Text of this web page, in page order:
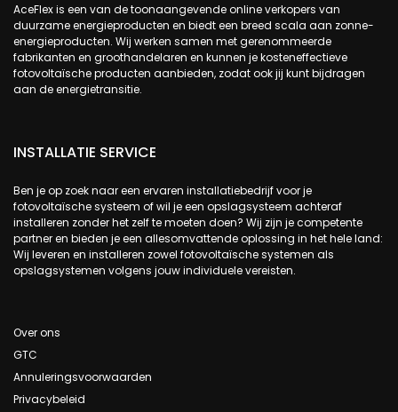
AceFlex is een van de toonaangevende online verkopers van
duurzame energieproducten en biedt een breed scala aan zonne-
energieproducten. Wij werken samen met gerenommeerde
fabrikanten en groothandelaren en kunnen je kosteneffectieve
fotovoltaïsche producten aanbieden, zodat ook jij kunt bijdragen
aan de energietransitie.
INSTALLATIE SERVICE
Ben je op zoek naar een ervaren installatiebedrijf voor je
fotovoltaïsche systeem of wil je een opslagsysteem achteraf
installeren zonder het zelf te moeten doen? Wij zijn je competente
partner en bieden je een allesomvattende oplossing in het hele land:
Wij leveren en installeren zowel fotovoltaïsche systemen als
opslagsystemen volgens jouw individuele vereisten.
Over ons
GTC
Annuleringsvoorwaarden
Privacybeleid